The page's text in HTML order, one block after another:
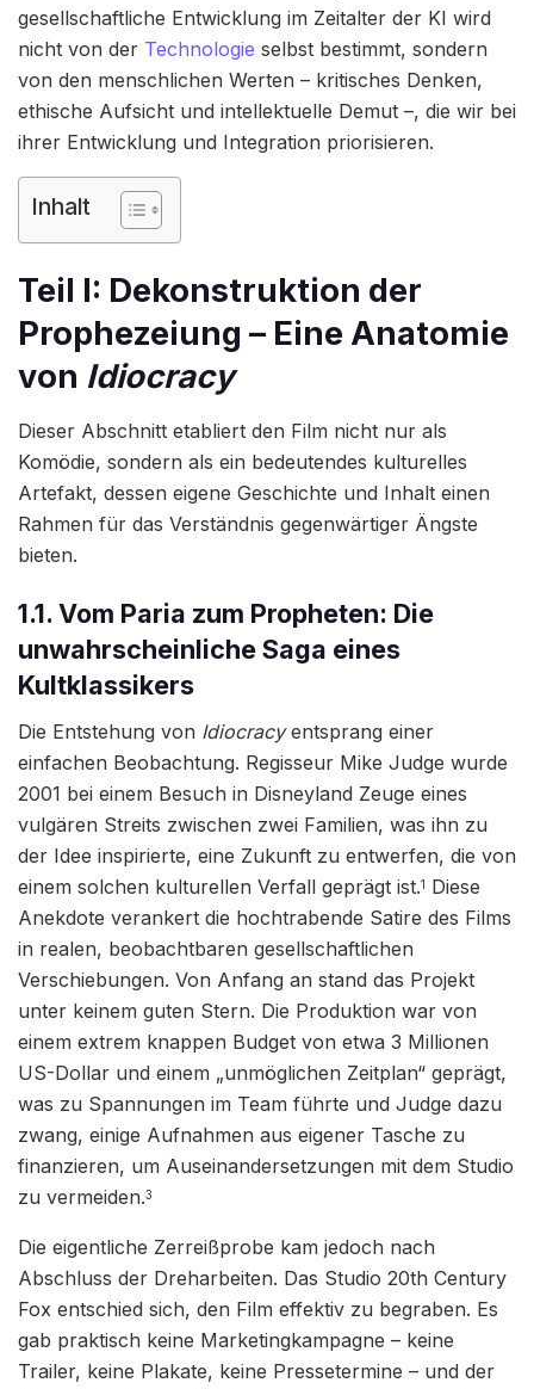
gesellschaftliche Entwicklung im Zeitalter der KI wird
nicht von der Technologie selbst bestimmt, sondern
von den menschlichen Werten – kritisches Denken,
ethische Aufsicht und intellektuelle Demut –, die wir bei
ihrer Entwicklung und Integration priorisieren.
Inhalt
Teil I: Dekonstruktion der
Prophezeiung – Eine Anatomie
von Idiocracy
Dieser Abschnitt etabliert den Film nicht nur als
Komödie, sondern als ein bedeutendes kulturelles
Artefakt, dessen eigene Geschichte und Inhalt einen
Rahmen für das Verständnis gegenwärtiger Ängste
bieten.
1.1. Vom Paria zum Propheten: Die
unwahrscheinliche Saga eines
Kultklassikers
Die Entstehung von Idiocracyentsprang einer
einfachen Beobachtung. Regisseur Mike Judge wurde
2001 bei einem Besuch in Disneyland Zeuge eines
vulgären Streits zwischen zwei Familien, was ihn zu
der Idee inspirierte, eine Zukunft zu entwerfen, die von
einem solchen kulturellen Verfall geprägt ist.1
Diese
Anekdote verankert die hochtrabende Satire des Films
in realen, beobachtbaren gesellschaftlichen
Verschiebungen. Von Anfang an stand das Projekt
unter keinem guten Stern. Die Produktion war von
einem extrem knappen Budget von etwa 3 Millionen
US-Dollar und einem „unmöglichen Zeitplan“ geprägt,
was zu Spannungen im Team führte und Judge dazu
zwang, einige Aufnahmen aus eigener Tasche zu
finanzieren, um Auseinandersetzungen mit dem Studio
zu vermeiden.3
Die eigentliche Zerreißprobe kam jedoch nach
Abschluss der Dreharbeiten. Das Studio 20th Century
Fox entschied sich, den Film effektiv zu begraben. Es
gab praktisch keine Marketingkampagne – keine
Trailer, keine Plakate, keine Pressetermine – und der